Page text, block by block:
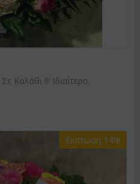
Καλάθι !!! Ιδιαίτερο.
Έκπτωση 14%